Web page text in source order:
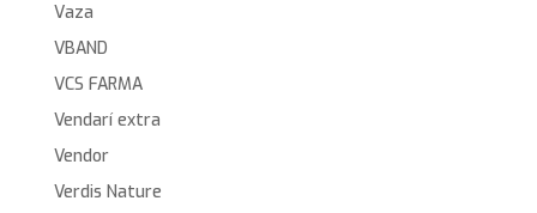
Vaza
VBAND
VCS FARMA
Vendarí extra
Vendor
Verdis Nature